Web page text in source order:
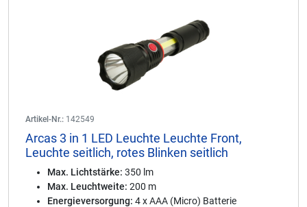
Artikel-Nr.: 142549
Arcas 3 in 1 LED Leuchte Leuchte Front,
Leuchte seitlich, rotes Blinken seitlich
Max. Lichtstärke: 350 lm
Max. Leuchtweite: 200 m
Energieversorgung: 4 x AAA (Micro) Batterie